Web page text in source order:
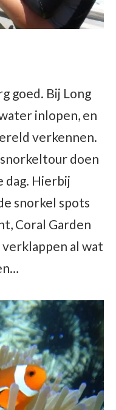
goed. Bij Long
inlopen, en
verkennen.
doen
dag. Hierbij
snorkel spots
Coral Garden
al wat